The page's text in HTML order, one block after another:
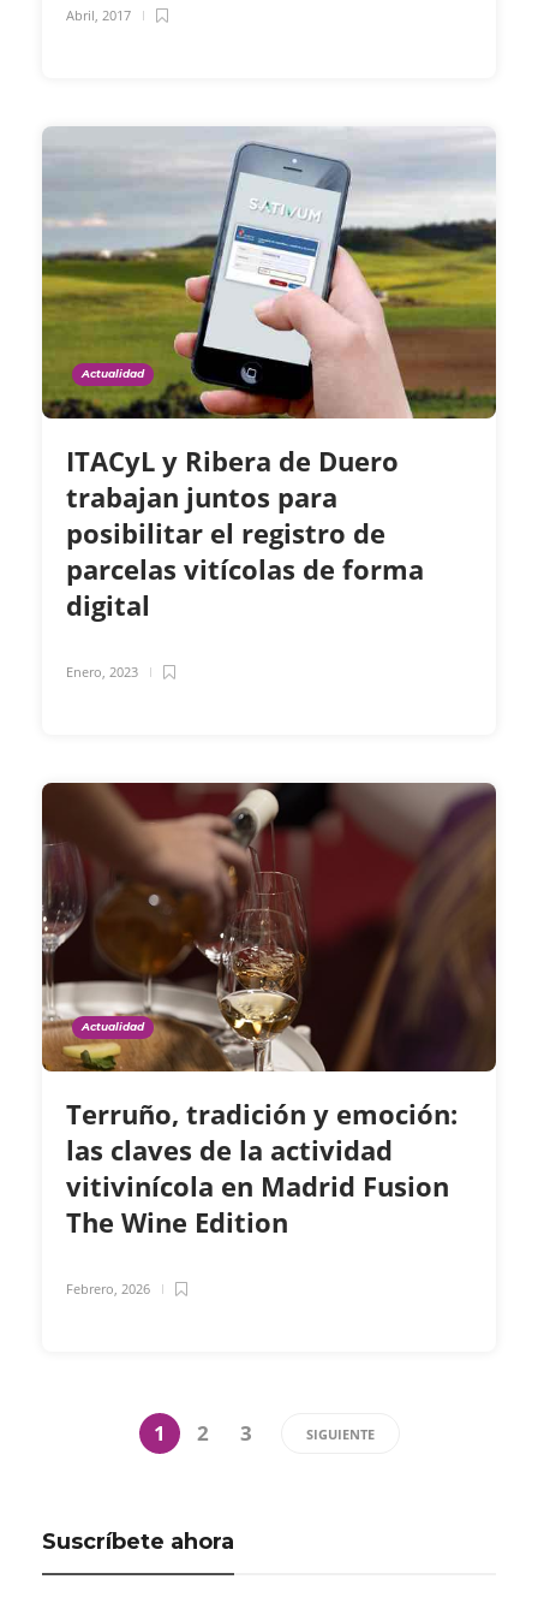
Abril, 2017
Actualidad
ITACyL y Ribera de Duero
trabajan juntos para
posibilitar el registro de
parcelas vitícolas de forma
digital
Enero, 2023
Actualidad
Terruño, tradición y emoción:
las claves de la actividad
vitivinícola en Madrid Fusion
The Wine Edition
Febrero, 2026
1 2 3 SIGUIENTE
Suscríbete ahora